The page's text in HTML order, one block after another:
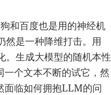
和百度也是用的神经机
然是一种降维打击。用
。生成大模型的随机本性
个文本不断的试它，然
面临如何拥抱LLM的问